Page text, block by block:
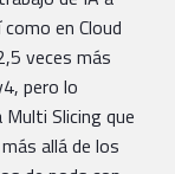
en Cloud
veces más
pero lo
Slicing que
allá de los